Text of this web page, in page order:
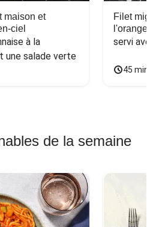
maison et
ciel
à la
une salade verte
Filet
l'orange
servi
45
de la semaine